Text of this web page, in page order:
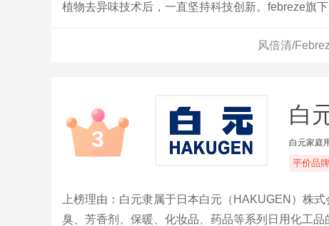
植物去异味技术后，一直坚持科技创新。febreze旗
风倍清/
3
白
白元家庭
平价品牌
上榜理由：白元隶属于日本白元（HAKUGEN）株
臭、芳香剂、保暖、化妆品、药品等系列日用化工